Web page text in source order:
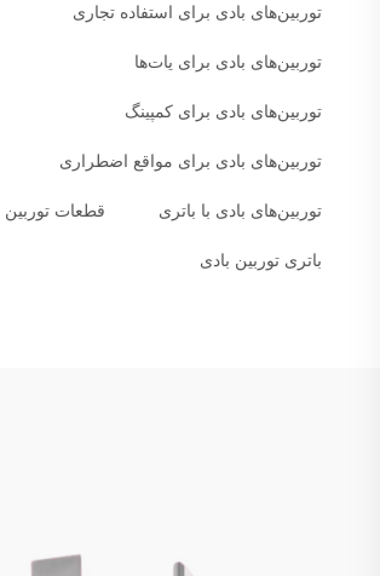
توربین‌های بادی برای استفاده تجاری
توربین‌های بادی برای یات‌ها
توربین‌های بادی برای کمپینگ
توربین‌های بادی برای مواقع اضطراری
توربین‌های بادی با باتری قطعات توربین
باتری توربین بادی